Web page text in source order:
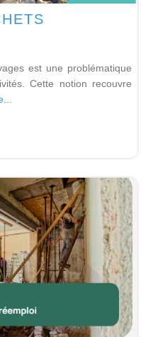
est une problématique
Cette notion recouvre